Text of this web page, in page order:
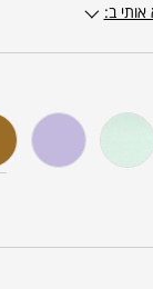
אותי ב: